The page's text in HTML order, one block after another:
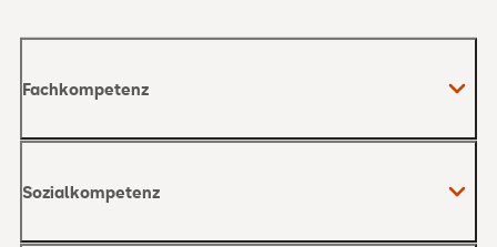
Fachkompetenz
Sozialkompetenz